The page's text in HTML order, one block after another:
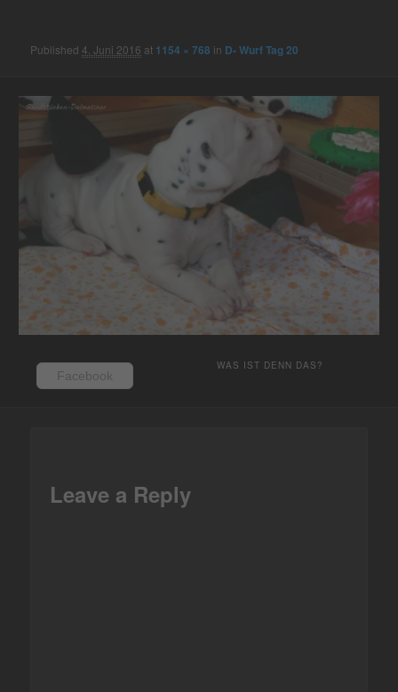
Published4. Juni 2016 at 1154 × 768 in D- Wurf Tag 20
Facebook
WAS IST DENN DAS?
Leave a Reply